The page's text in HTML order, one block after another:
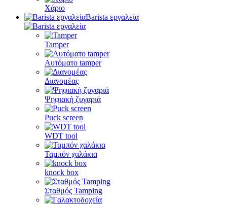
Χάριο
Barista εργαλεία
Tamper
Αυτόματο tamper
Διανομέας
Ψηφιακή ζυγαριά
Puck screen
WDT tool
Ταμπόν χαλάκια
knock box
Σταθμός Tamping